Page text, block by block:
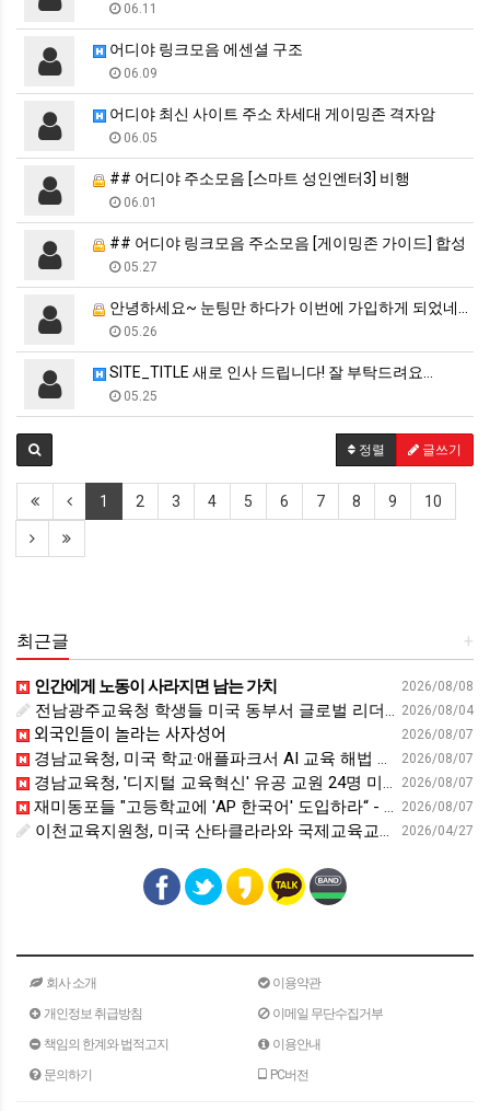
06.11
어디야 링크모음 에센셜 구조
06.09
어디야 최신 사이트 주소 차세대 게이밍존 격자암
06.05
## 어디야 주소모음 [스마트 성인엔터3] 비행
06.01
## 어디야 링크모음 주소모음 [게이밍존 가이드] 합성
05.27
안녕하세요~ 눈팅만 하다가 이번에 가입하게 되었네요.
05.26
SITE_TITLE 새로 인사 드립니다! 잘 부탁드려요…
05.25
정렬 글쓰기
1 2 3 4 5 6 7 8 9 10
+
최근글
2026/08/08
인간에게 노동이 사라지면 남는 가치
2026/08/04
전남광주교육청 학생들 미국 동부서 글로벌 리더십 체험 - 전남인터넷신문
2026/08/07
외국인들이 놀라는 사자성어
2026/08/07
경남교육청, 미국 학교·애플파크서 AI 교육 해법 찾는다 - 스트레이트뉴스
2026/08/07
경남교육청, '디지털 교육혁신' 유공 교원 24명 미국 연수 - 연합뉴스
2026/08/07
재미동포들 "고등학교에 'AP 한국어' 도입하라“ - 재외동포신문
2026/04/27
이천교육지원청, 미국 산타클라라와 국제교육교류 파트너십 회의 개최:경인투데이뉴스 - 경인투데이뉴스
회사 소개
이용약관
개인정보 취급방침
이메일 무단수집거부
책임의 한계와 법적고지
이용안내
문의하기
PC버전